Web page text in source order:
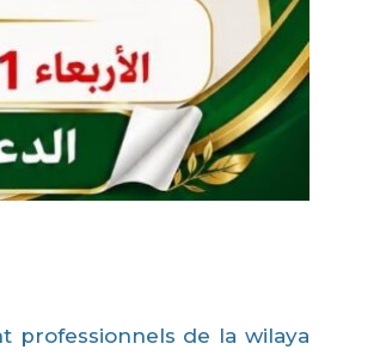
professionnels de la wilaya